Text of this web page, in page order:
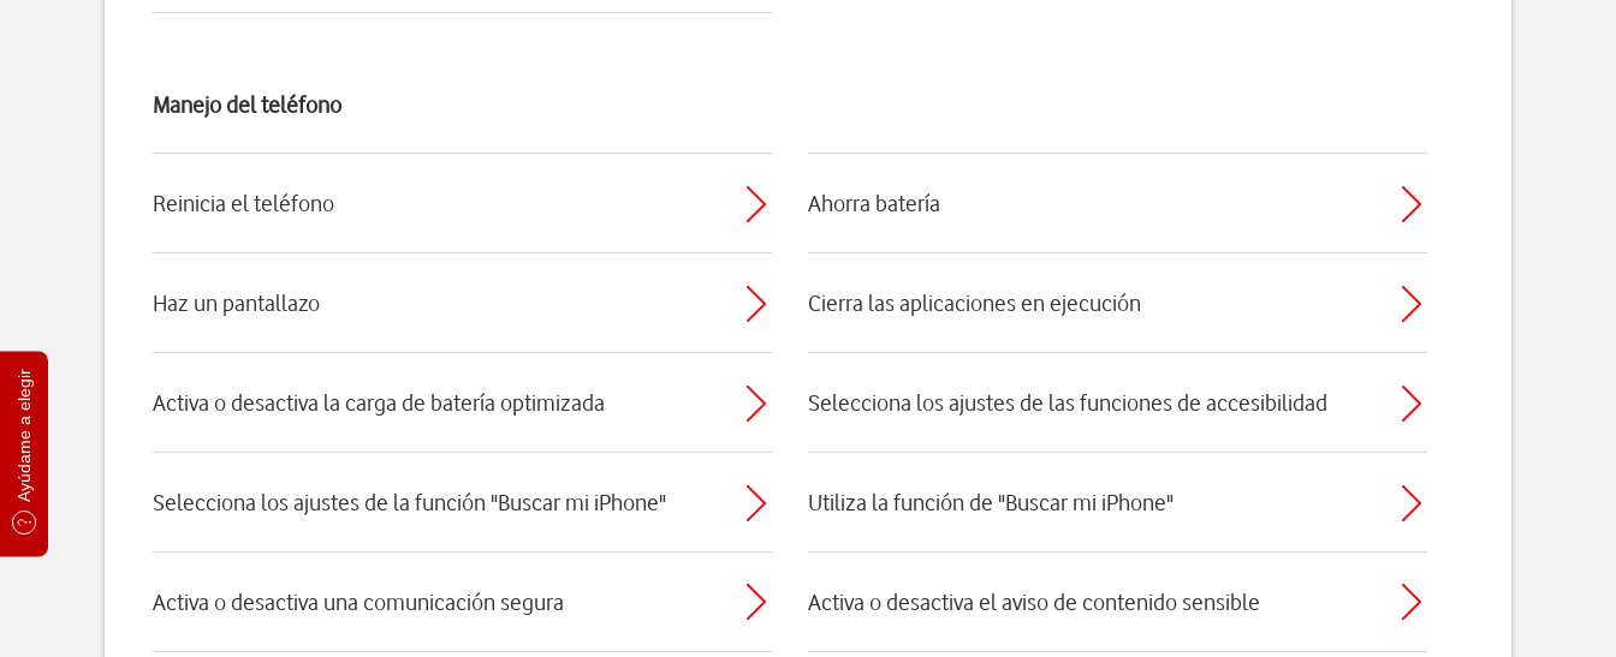
Ayúdame a elegir
Manejo del teléfono
Reinicia el teléfono Ahorra batería
Haz un pantallazo Cierra las aplicaciones en ejecución
Activa o desactiva la carga de batería optimizada Selecciona los ajustes de las funciones de accesibilidad
Selecciona los ajustes de la función "Buscar mi iPhone" Utiliza la función de "Buscar mi iPhone"
Activa o desactiva una comunicación segura Activa o desactiva el aviso de contenido sensible